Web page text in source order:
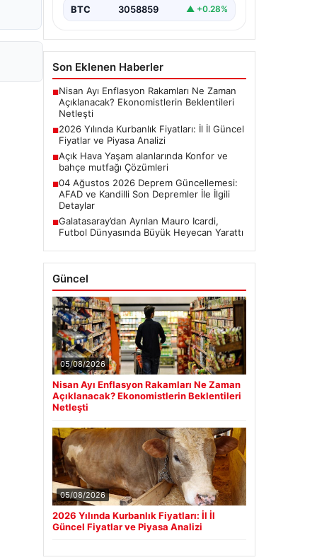
BTC 3058859 ▲ +0.28%
Son Eklenen Haberler
■Nisan Ayı Enflasyon Rakamları Ne Zaman
Açıklanacak? Ekonomistlerin Beklentileri
Netleşti
■2026 Yılında Kurbanlık Fiyatları: İl İl Güncel
Fiyatlar ve Piyasa Analizi
■Açık Hava Yaşam alanlarında Konfor ve
bahçe mutfağı Çözümleri
■04 Ağustos 2026 Deprem Güncellemesi:
AFAD ve Kandilli Son Depremler İle İlgili
Detaylar
■Galatasaray’dan Ayrılan Mauro Icardi,
Futbol Dünyasında Büyük Heyecan Yarattı
Güncel
05/08/2026
Nisan Ayı Enflasyon Rakamları Ne Zaman
Açıklanacak? Ekonomistlerin Beklentileri
Netleşti
05/08/2026
2026 Yılında Kurbanlık Fiyatları: İl İl
Güncel Fiyatlar ve Piyasa Analizi